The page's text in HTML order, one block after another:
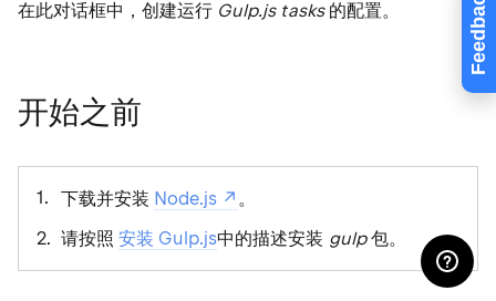
Feedback
在此对话框中，创建运行 Gulp.js tasks的配置。
开始之前
下载并安装 Node.js
。
请按照安装 Gulp.js中的描述安装 gulp包。